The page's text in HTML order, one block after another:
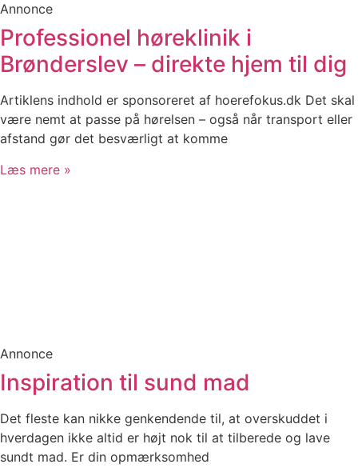
Annonce
Professionel høreklinik i
Brønderslev – direkte hjem til dig
Artiklens indhold er sponsoreret af hoerefokus.dk Det skal
være nemt at passe på hørelsen – også når transport eller
afstand gør det besværligt at komme
Læs mere »
Annonce
Inspiration til sund mad
Det fleste kan nikke genkendende til, at overskuddet i
hverdagen ikke altid er højt nok til at tilberede og lave
sundt mad. Er din opmærksomhed